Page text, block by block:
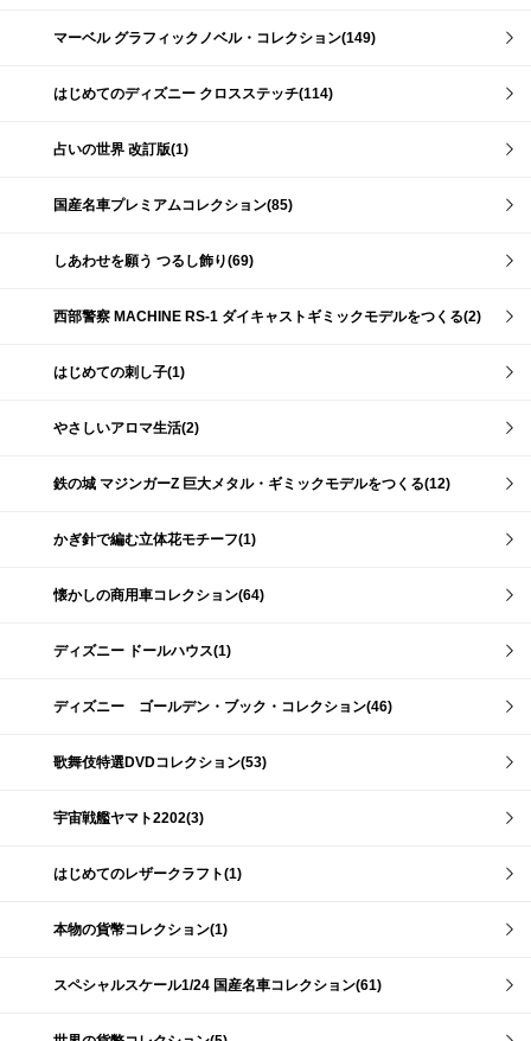
マーベル グラフィックノベル・コレクション(149)
はじめてのディズニー クロスステッチ(114)
占いの世界 改訂版(1)
国産名車プレミアムコレクション(85)
しあわせを願う つるし飾り(69)
西部警察 MACHINE RS-1 ダイキャストギミックモデルをつくる(2)
はじめての刺し子(1)
やさしいアロマ生活(2)
鉄の城 マジンガーZ 巨大メタル・ギミックモデルをつくる(12)
かぎ針で編む立体花モチーフ(1)
懐かしの商用車コレクション(64)
ディズニー ドールハウス(1)
ディズニー ゴールデン・ブック・コレクション(46)
歌舞伎特選DVDコレクション(53)
宇宙戦艦ヤマト2202(3)
はじめてのレザークラフト(1)
本物の貨幣コレクション(1)
スペシャルスケール1/24 国産名車コレクション(61)